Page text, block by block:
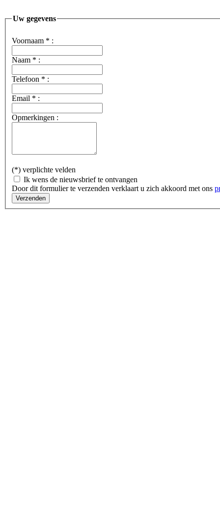
Uw gegevens
Voornaam * :
Naam * :
Telefoon * :
Email * :
Opmerkingen :
(*) verplichte velden
Ik wens de nieuwsbrief te ontvangen
Door dit formulier te verzenden verklaart u zich akkoord met ons
Verzenden